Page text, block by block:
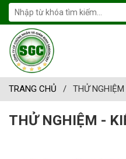
TRANG CHỦ / THỬ
THỬ NGHIỆM -